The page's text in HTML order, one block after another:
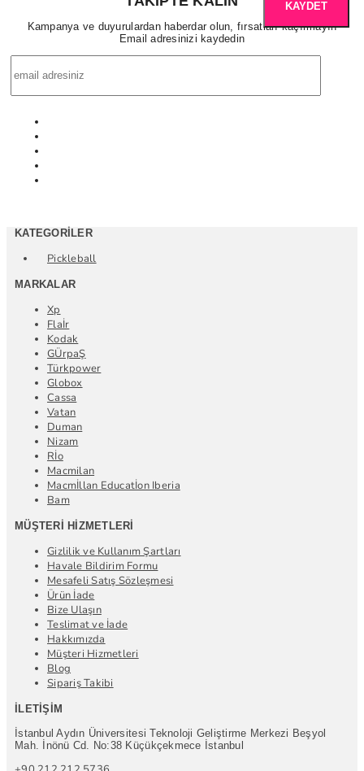
Kampanya ve duyurulardan haberdar olun, fırsatları kaçırmayın
Email adresinizi kaydedin
KAYDET
KATEGORILER
Pickleball
MARKALAR
Xp
Flaİr
Kodak
GÜrpaŞ
Türkpower
Globox
Cassa
Vatan
Duman
Nizam
Rİo
Macmilan
Macmİllan Educatİon Iberia
Bam
MÜŞTERI HIZMETLERI
Gizlilik ve Kullanım Şartları
Havale Bildirim Formu
Mesafeli Satış Sözleşmesi
Ürün İade
Bize Ulaşın
Teslimat ve İade
Hakkımızda
Müşteri Hizmetleri
Blog
Sipariş Takibi
İLETIŞIM
İstanbul Aydın Üniversitesi Teknoloji Geliştirme Merkezi Beşyol
Mah. İnönü Cd. No:38 Küçükçekmece İstanbul